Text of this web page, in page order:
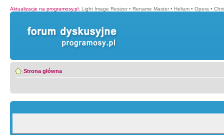
Aktualizacje na programosy.pl: Light Image Resizer • Rename Master • Helium • Opera •
Strona główna